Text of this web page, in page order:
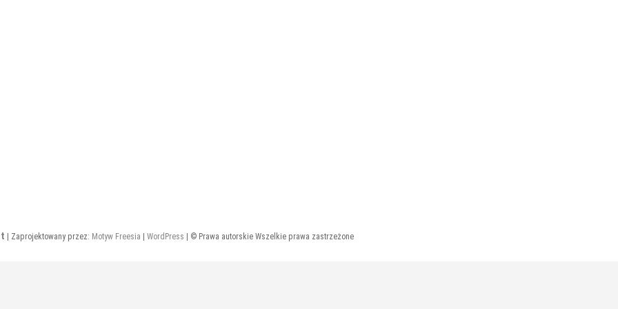
| Zaprojektowany przez: Motyw Freesia | WordPress | © Prawa autorskie Wszelkie prawa zastrzeżone